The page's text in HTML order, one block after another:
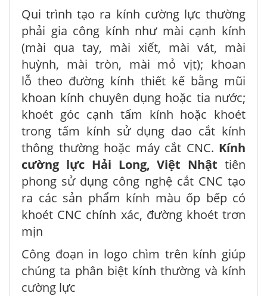
Qui trình tạo ra kính cường lực thường
phải gia công kính như mài cạnh kính
(mài qua tay, mài xiết, mài vát, mài
huỳnh, mài tròn, mài mỏ vịt); khoan
lỗ theo đường kính thiết kế bằng mũi
khoan kính chuyên dụng hoặc tia nước;
khoét góc cạnh tấm kính hoặc khoét
trong tấm kính sử dụng dao cắt kính
thông thường hoặc máy cắt CNC. Kính
cường lực Hải Long, Việt Nhật tiên
phong sử dụng công nghệ cắt CNC tạo
ra các sản phẩm kính màu ốp bếp có
khoét CNC chính xác, đường khoét trơn
mịn
Công đoạn in logo chìm trên kính giúp
chúng ta phân biệt kính thường và kính
cường lực